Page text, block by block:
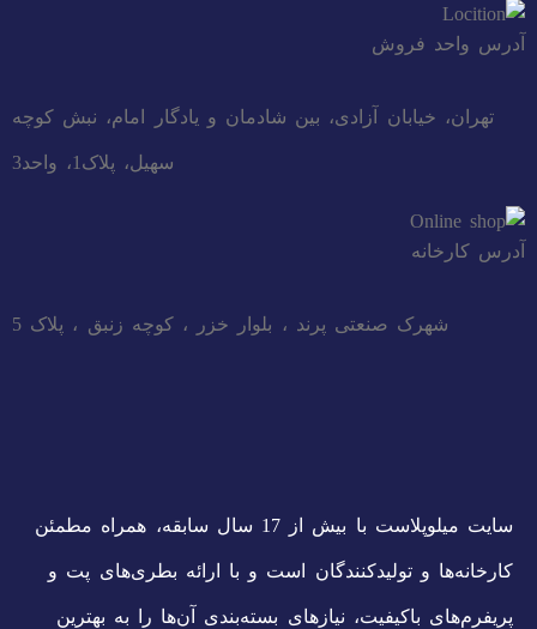
آدرس واحد فروش
تهران، خیابان آزادی، بین شادمان و یادگار امام، نبش کوچه
سهیل، پلاک1، واحد3
آدرس کارخانه
شهرک صنعتی پرند ، بلوار خزر ، کوچه زنبق ، پلاک 5
سایت میلوپلاست با بیش از 17 سال سابقه، همراه مطمئن
کارخانه‌ها و تولیدکنندگان است و با ارائه بطری‌های پت و
پریفرم‌های باکیفیت، نیازهای بسته‌بندی آن‌ها را به بهترین